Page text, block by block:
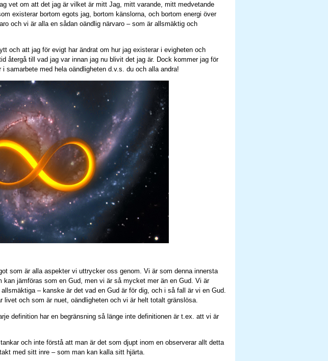
vet om att det jag är vilket är mitt Jag, mitt varande, mitt medvetande
existerar bortom egots jag, bortom känslorna, och bortom energi över
och vi är alla en sådan oändlig närvaro – som är allsmäktig och
och att jag för evigt har ändrat om hur jag existerar i evigheten och
återgå till vad jag var innan jag nu blivit det jag är. Dock kommer jag för
samarbete med hela oändligheten d.v.s. du och alla andra!
som är alla aspekter vi uttrycker oss genom. Vi är som denna innersta
kan jämföras som en Gud, men vi är så mycket mer än en Gud. Vi är
– kanske är det vad en Gud är för dig, och i så fall är vi en Gud.
livet och som är nuet, oändligheten och vi är helt totalt gränslösa.
definition har en begränsning så länge inte definitionen är t.ex. att vi är
och inte förstå att man är det som djupt inom en observerar allt detta
med sitt inre – som man kan kalla sitt hjärta.